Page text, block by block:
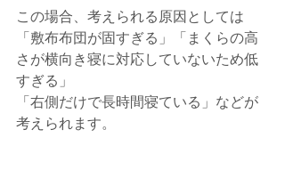
この場合、考えられる原因としては
「敷布布団が固すぎる」「まくらの高
さが横向き寝に対応していないため低
すぎる」
「右側だけで長時間寝ている」などが
考えられます。